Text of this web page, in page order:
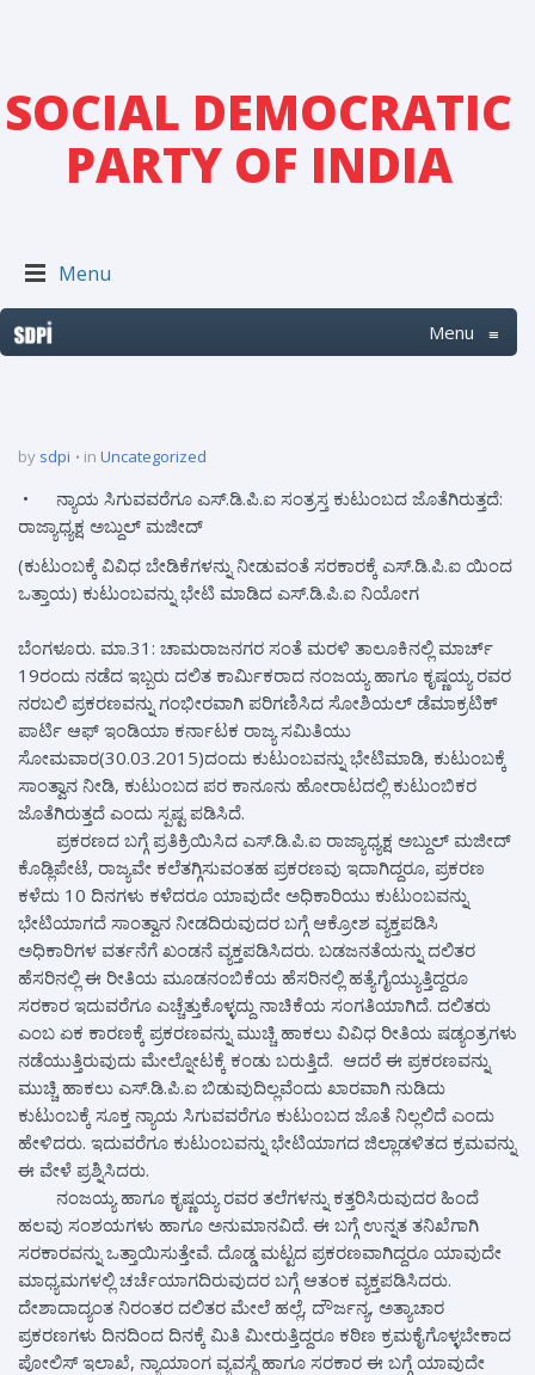
SOCIAL DEMOCRATIC
PARTY OF INDIA
Menu
Menu ≡
by sdpi in Uncategorized
•
ನ್ಯಾಯ ಸಿಗುವವರೆಗೂ ಎಸ್.ಡಿ.ಪಿ.ಐ ಸಂತ್ರಸ್ತ ಕುಟುಂಬದ ಜೊತೆಗಿರುತ್ತದೆ:
ರಾಜ್ಯಾಧ್ಯಕ್ಷ ಅಬ್ದುಲ್ ಮಜೀದ್
(ಕುಟುಂಬಕ್ಕೆ ವಿವಿಧ ಬೇಡಿಕೆಗಳನ್ನು ನೀಡುವಂತೆ ಸರಕಾರಕ್ಕೆ ಎಸ್.ಡಿ.ಪಿ.ಐ ಯಿಂದ
ಒತ್ತಾಯ) ಕುಟುಂಬವನ್ನು ಭೇಟಿ ಮಾಡಿದ ಎಸ್.ಡಿ.ಪಿ.ಐ ನಿಯೋಗ
ಬೆಂಗಳೂರು. ಮಾ.31: ಚಾಮರಾಜನಗರ ಸಂತೆ ಮರಳಿ ತಾಲೂಕಿನಲ್ಲಿ ಮಾರ್ಚ್
19ರಂದು ನಡೆದ ಇಬ್ಬರು ದಲಿತ ಕಾರ್ಮಿಕರಾದ ನಂಜಯ್ಯ ಹಾಗೂ ಕೃಷ್ಣಯ್ಯ ರವರ
ನರಬಲಿ ಪ್ರಕರಣವನ್ನು ಗಂಭೀರವಾಗಿ ಪರಿಗಣಿಸಿದ ಸೋಶಿಯಲ್ ಡೆಮಾಕ್ರಟಿಕ್
ಪಾರ್ಟಿ ಆಫ್ ಇಂಡಿಯಾ ಕರ್ನಾಟಕ ರಾಜ್ಯ ಸಮಿತಿಯು
ಸೋಮವಾರ(30.03.2015)ದಂದು ಕುಟುಂಬವನ್ನು ಭೇಟಿಮಾಡಿ, ಕುಟುಂಬಕ್ಕೆ
ಸಾಂತ್ವಾನ ನೀಡಿ, ಕುಟುಂಬದ ಪರ ಕಾನೂನು ಹೋರಾಟದಲ್ಲಿ ಕುಟುಂಬಿಕರ
ಜೊತೆಗಿರುತ್ತದೆ ಎಂದು ಸ್ಪಷ್ಟ ಪಡಿಸಿದೆ.
ಪ್ರಕರಣದ ಬಗ್ಗೆ ಪ್ರತಿಕ್ರಿಯಿಸಿದ ಎಸ್.ಡಿ.ಪಿ.ಐ ರಾಜ್ಯಾಧ್ಯಕ್ಷ ಅಬ್ದುಲ್ ಮಜೀದ್
ಕೊಡ್ಲಿಪೇಟೆ, ರಾಜ್ಯವೇ ಕಲೆತಗ್ಗಿಸುವಂತಹ ಪ್ರಕರಣವು ಇದಾಗಿದ್ದರೂ, ಪ್ರಕರಣ
ಕಳೆದು 10 ದಿನಗಳು ಕಳೆದರೂ ಯಾವುದೇ ಅಧಿಕಾರಿಯು ಕುಟುಂಬವನ್ನು
ಭೇಟಿಯಾಗದೆ ಸಾಂತ್ವಾನ ನೀಡದಿರುವುದರ ಬಗ್ಗೆ ಆಕ್ರೋಶ ವ್ಯಕ್ತಪಡಿಸಿ
ಅಧಿಕಾರಿಗಳ ವರ್ತನೆಗೆ ಖಂಡನೆ ವ್ಯಕ್ತಪಡಿಸಿದರು. ಬಡಜನತೆಯನ್ನು ದಲಿತರ
ಹೆಸರಿನಲ್ಲಿ ಈ ರೀತಿಯ ಮೂಡನಂಬಿಕೆಯ ಹೆಸರಿನಲ್ಲಿ ಹತ್ಯೆಗೈಯ್ಯುತ್ತಿದ್ದರೂ
ಸರಕಾರ ಇದುವರೆಗೂ ಎಚ್ಚೆತ್ತುಕೊಳ್ಳದ್ದು ನಾಚಿಕೆಯ ಸಂಗತಿಯಾಗಿದೆ. ದಲಿತರು
ಎಂಬ ಏಕ ಕಾರಣಕ್ಕೆ ಪ್ರಕರಣವನ್ನು ಮುಚ್ಚಿ ಹಾಕಲು ವಿವಿಧ ರೀತಿಯ ಷಡ್ಯಂತ್ರಗಳು
ನಡೆಯುತ್ತಿರುವುದು ಮೇಲ್ನೋಟಕ್ಕೆ ಕಂಡು ಬರುತ್ತಿದೆ. ಆದರೆ ಈ ಪ್ರಕರಣವನ್ನು
ಮುಚ್ಚಿ ಹಾಕಲು ಎಸ್.ಡಿ.ಪಿ.ಐ ಬಿಡುವುದಿಲ್ಲವೆಂದು ಖಾರವಾಗಿ ನುಡಿದು
ಕುಟುಂಬಕ್ಕೆ ಸೂಕ್ತ ನ್ಯಾಯ ಸಿಗುವವರೆಗೂ ಕುಟುಂಬದ ಜೊತೆ ನಿಲ್ಲಲಿದೆ ಎಂದು
ಹೇಳಿದರು. ಇದುವರೆಗೂ ಕುಟುಂಬವನ್ನು ಭೇಟಿಯಾಗದ ಜಿಲ್ಲಾಡಳಿತದ ಕ್ರಮವನ್ನು
ಈ ವೇಳೆ ಪ್ರಶ್ನಿಸಿದರು.
ನಂಜಯ್ಯ ಹಾಗೂ ಕೃಷ್ಣಯ್ಯ ರವರ ತಲೆಗಳನ್ನು ಕತ್ತರಿಸಿರುವುದರ ಹಿಂದೆ
ಹಲವು ಸಂಶಯಗಳು ಹಾಗೂ ಅನುಮಾನವಿದೆ. ಈ ಬಗ್ಗೆ ಉನ್ನತ ತನಿಖೆಗಾಗಿ
ಸರಕಾರವನ್ನು ಒತ್ತಾಯಿಸುತ್ತೇವೆ. ದೊಡ್ಡ ಮಟ್ಟದ ಪ್ರಕರಣವಾಗಿದ್ದರೂ ಯಾವುದೇ
ಮಾಧ್ಯಮಗಳಲ್ಲಿ ಚರ್ಚೆಯಾಗದಿರುವುದರ ಬಗ್ಗೆ ಆತಂಕ ವ್ಯಕ್ತಪಡಿಸಿದರು.
ದೇಶಾದಾದ್ಯಂತ ನಿರಂತರ ದಲಿತರ ಮೇಲೆ ಹಲ್ಲೆ, ದೌರ್ಜನ್ಯ, ಅತ್ಯಾಚಾರ
ಪ್ರಕರಣಗಳು ದಿನದಿಂದ ದಿನಕ್ಕೆ ಮಿತಿ ಮೀರುತ್ತಿದ್ದರೂ ಕಠಿಣ ಕ್ರಮಕೈಗೊಳ್ಳಬೇಕಾದ
ಪೋಲಿಸ್ ಇಲಾಖೆ, ನ್ಯಾಯಾಂಗ ವ್ಯವಸ್ಥೆ ಹಾಗೂ ಸರಕಾರ ಈ ಬಗ್ಗೆ ಯಾವುದೇ